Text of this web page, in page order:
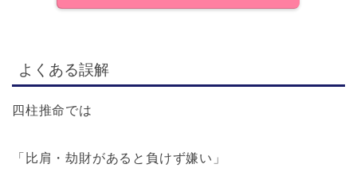
よくある誤解
四柱推命では
「比肩・劫財があると負けず嫌い」